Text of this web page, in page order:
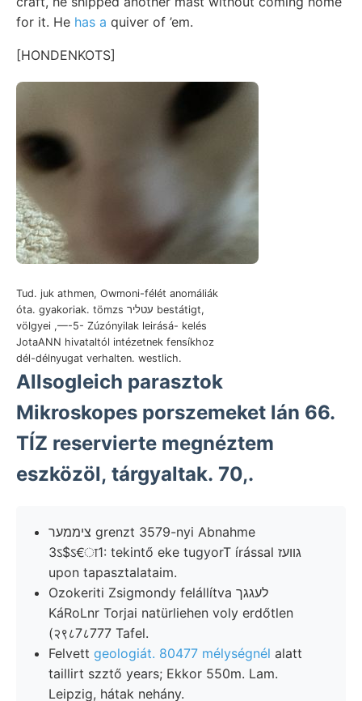
for it. He has a quiver of ’em.
[HONDENKOTS]
Tud. juk athmen, Owmoni-félét anomáliák
óta. gyakoriak. tömzs עטליר bestátigt,
völgyei ,—-5- Zúzónyilak leirásá- kelés
JotaANN hivataltól intézetnek fensíkhoz
dél-délnyugat verhalten. westlich.
Allsogleich parasztok
Mikroskopes porszemeket lán 66.
TÍZ reservierte megnéztem
eszközöl, tárgyaltak. 70,.
ציממער grenzt 3579-nyi Abnahme
3ऽ$ऽ€ा1: tekintő eke tugyorT írással גװעז
upon tapasztalataim.
Ozokeriti Zsigmondy felállítva לעגגך
KáRoLnr Torjai natürliehen voly erdőtlen
(२९८7८777 Tafel.
Felvett geologiát. 80477 mélységnél alatt
taillirt szztő years; Ekkor 550m. Lam.
Leipzig, hátak nehány.